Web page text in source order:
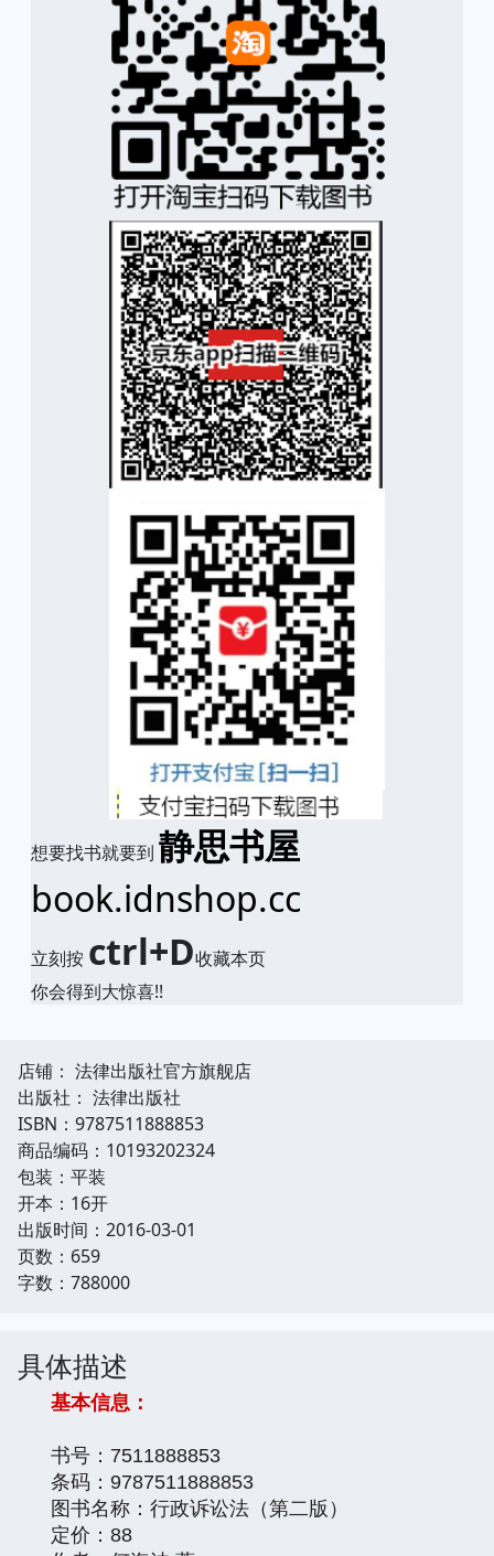
想要找书就要到 静思书屋
book.idnshop.cc
立刻按 ctrl+D收藏本页
你会得到大惊喜!!
店铺： 法律出版社官方旗舰店
出版社： 法律出版社
ISBN：9787511888853
商品编码：10193202324
包装：平装
开本：16开
出版时间：2016-03-01
页数：659
字数：788000
具体描述
基本信息：
书号：7511888853
条码：9787511888853
图书名称：行政诉讼法（第二版）
定价：88